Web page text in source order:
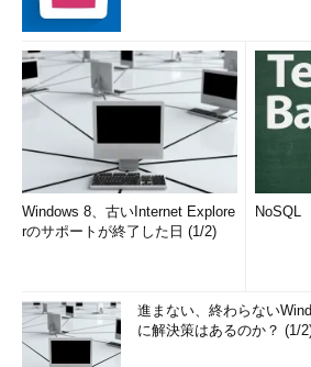
Windows 8、古いInternet Explore
rのサポートが終了した日 (1/2)
NoSQL
進まない、終わらない
に解決策はあるのか？ (1/